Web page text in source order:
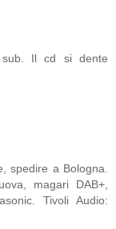
Il cd si dente
spedire a Bologna.
magari DAB+,
Tivoli Audio: